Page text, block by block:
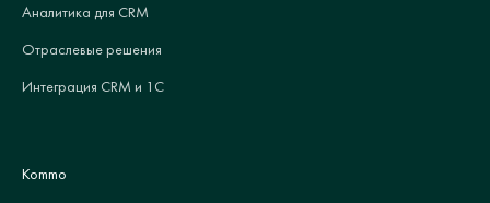
Аналитика для CRM
Отраслевые решения
Интеграция CRM и 1С
Kommo